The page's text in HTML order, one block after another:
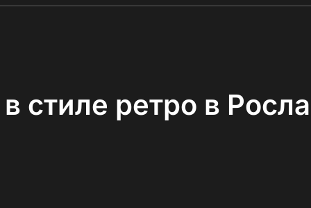
стиле ретро в